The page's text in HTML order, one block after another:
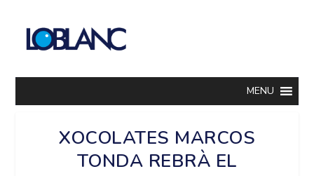
MENU
XOCOLATES MARCOS
TONDA REBRÀ EL